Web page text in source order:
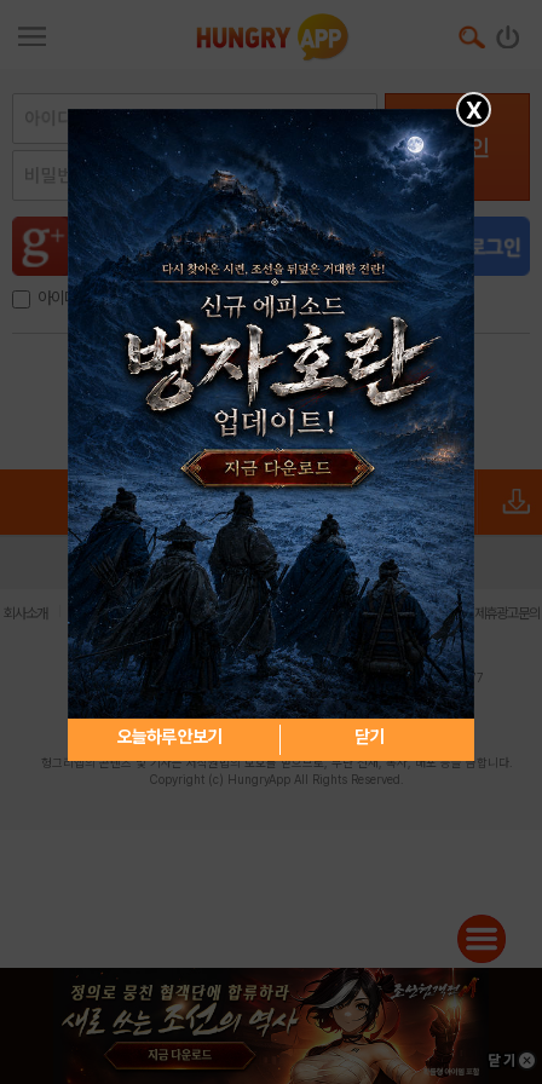
로그인
아이디, 이메일 저장
아이디 / 비밀번호 찾기 회원가입
X
오늘하루 안보기 닫기
로그인 PC버전 전체앱
회사소개 이용약관 | 개인정보 처리방침 | 청소년 보호정책 | 불법촬영물 신고센터 | 제휴광고문의
사업자등록번호:119-86-61101 (주)스마트나우 대표이사:송현두
주소: 서울시 금천구 가산디지털1로 171 연락처:063-284-8635 팩스:02-6265-0377
청소년보호책임자:김동욱desk@hungryapp.co.kr
등록번호:서울아02322 | 등록일자:2016년4월25일
발행인:(주)스마트나우 송현두 | 편집인:김동욱
헝그리앱의 콘텐츠 및 기사는 저작권법의 보호를 받으므로, 무단 전재, 복사, 배포 등을 금합니다.
Copyright (c) HungryApp All Rights Reserved.